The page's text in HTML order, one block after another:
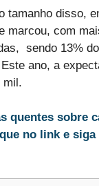
tamanho disso,
marcou, com
sendo 13%
ano, a
mil.
quentes sobre
no link e siga